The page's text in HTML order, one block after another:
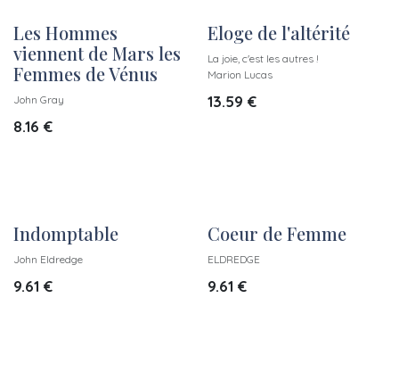
Les Hommes
viennent de Mars les
Femmes de Vénus
John Gray
8.16 €
Eloge de l'altérité
La joie, c'est les autres !
Marion Lucas
13.59 €
Indomptable
John Eldredge
9.61 €
Coeur de Femme
ELDREDGE
9.61 €